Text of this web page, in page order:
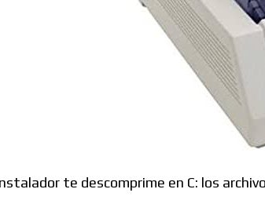
te descomprime en C: los